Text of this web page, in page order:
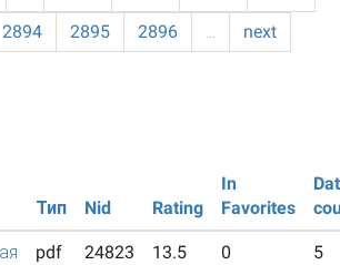
2894 2895 2896 …
next
Тип Nid Rating
In
Favorites
pdf 24823 13.5 0 5